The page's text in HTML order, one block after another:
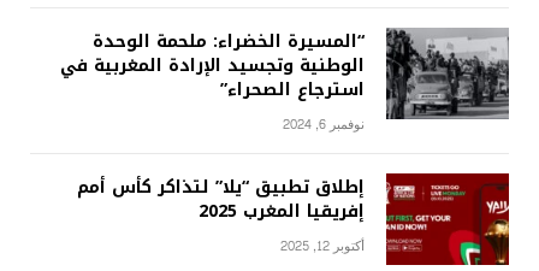
“المسيرة الخضراء: ملحمة الوحدة
الوطنية وتجسيد الإرادة المغربية في
استرجاع الصحراء”
نوفمبر 6, 2024
إطلاق تطبيق “يلا” لتذاكر كأس أمم
إفريقيا المغرب 2025
أكتوبر 12, 2025